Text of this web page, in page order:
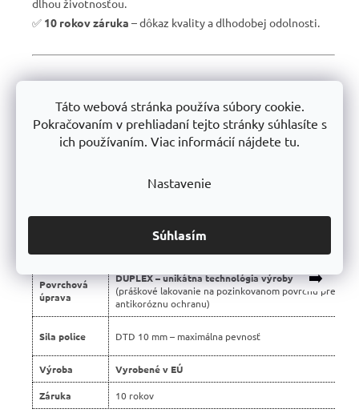
Táto webová stránka používa súbory cookie.
Pokračovaním v prehliadaní tejto stránky súhlasíte s
ich používaním. Viac informácií nájdete tu.
Nastavenie
Súhlasím
✅ 10 rokov záruka – dôkaz kvality a dlhodobej odolnosti.
📊 Porovnanie s bežnými regálmi na trhu:
➡️
Vlastnosť Profesionálne regály Trestles 🏆
Nosnosť
Bezskrutková – jednoduchá
Certifikované, bez škodlivých látok
Povrchová
úprava
DUPLEX – unikátna technológia výroby
(práškové lakovanie na pozinkovanom povrchu pre
antikoróznu ochranu)
Sila police DTD 10 mm – maximálna pevnosť
Výroba Vyrobené v EÚ
Záruka 10 rokov